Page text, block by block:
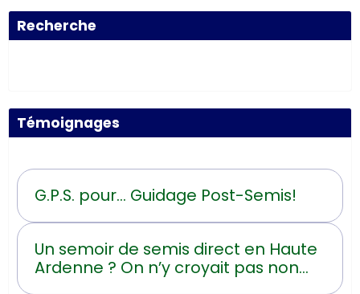
Recherche
Témoignages
G.P.S. pour... Guidage Post-Semis!
Un semoir de semis direct en Haute
Ardenne ? On n’y croyait pas non